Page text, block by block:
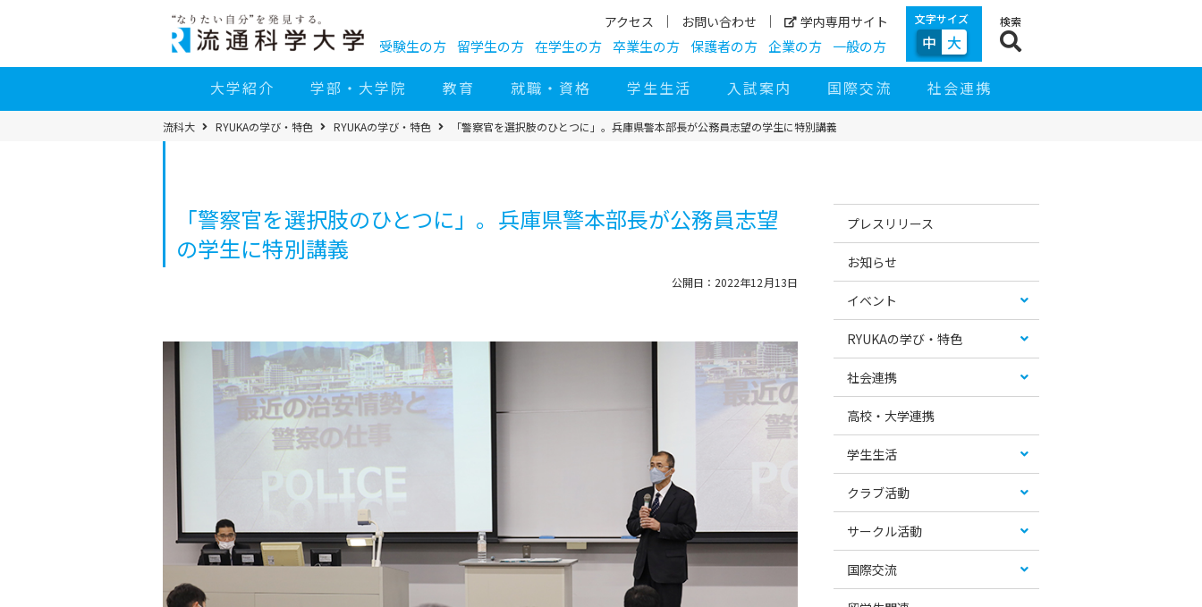
へ
アクセス お問い合わせ 学内専用サイト
受験生の方 留学生の方 在学生の方 卒業生の方 保護者の方 企業の方 一般の方
文字サイズ
中 大
検索
大学紹介 学部・大学院 教育 就職・資格 学生生活 入試案内 国際交流 社会連携
パ
ン
流科大 RYUKAの学び・特色 RYUKAの学び・特色 「警察官を選択肢のひとつに」。兵庫県警本部長が公務員志望の学生に特別講義
「警察官を選択肢のひとつに」。兵庫県警本部長が公務員志望
の学生に特別講義
公開日：2022年12月13日
イ
ビ
シ
お
め
テ
カ
リ
ス
プレスリリース
お知らせ
イベント
RYUKAの学び・特色
社会連携
高校・大学連携
学生生活
クラブ活動
サークル活動
国際交流